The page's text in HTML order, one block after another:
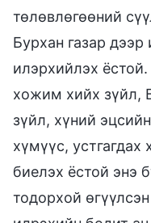
төлөвлөгөөний
Бурхан газар
илэрхийлэх
хожим хийх зүйл,
зүйл, хүний
хүмүүс, устгагдах
биелэх ёстой энэ
тодорхой